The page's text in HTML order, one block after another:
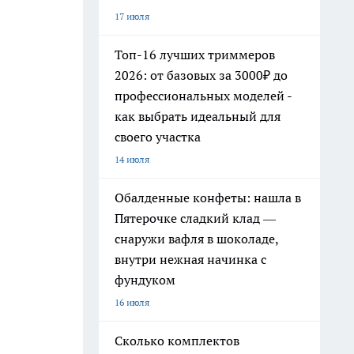
17 июля
Топ-16 лучших триммеров
2026: от базовых за 3000₽ до
профессиональных моделей -
как выбрать идеальный для
своего участка
14 июля
Обалденные конфеты: нашла в
Пятерочке сладкий клад —
снаружи вафля в шоколаде,
внутри нежная начинка с
фундуком
16 июля
Сколько комплектов